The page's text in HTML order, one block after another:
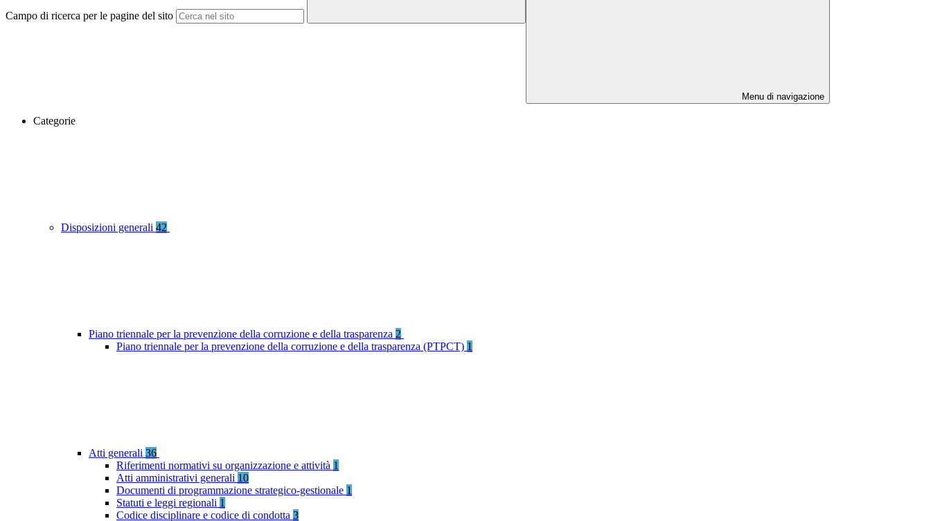
Campo di ricerca per le pagine del sito
Menu di navigazione
Categorie
Disposizioni generali 42
Piano triennale per la prevenzione della corruzione e della trasparenza 2
Piano triennale per la prevenzione della corruzione e della trasparenza (PTPCT) 1
Atti generali 36
Riferimenti normativi su organizzazione e attività 1
Atti amministrativi generali 10
Documenti di programmazione strategico-gestionale 1
Statuti e leggi regionali 1
Codice disciplinare e codice di condotta 3